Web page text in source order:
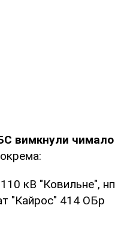
вимкнули чимало
кВ "Ковильне", нп
"Кайрос" 414 ОБр